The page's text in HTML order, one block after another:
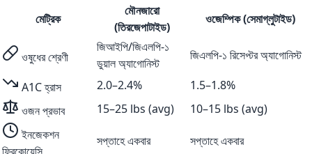
মেট্রিক
মৌনজারো
(তিরজেপাটাইড)
ওজেম্পিক (সেমাগ্লুটাইড)
ওষুধের শ্রেণী
জিআইপি/জিএলপি-১
ডুয়াল অ্যাগোনিস্ট
জিএলপি-১ রিসেপ্টর অ্যাগোনিস্ট
A1C হ্রাস 2.0–2.4%
1.5–1.8%
ওজন প্রভাব
15–25 lbs (avg)
10–15 lbs (avg)
ইনজেকশন
সপ্তাহে একবার সপ্তাহে একবার